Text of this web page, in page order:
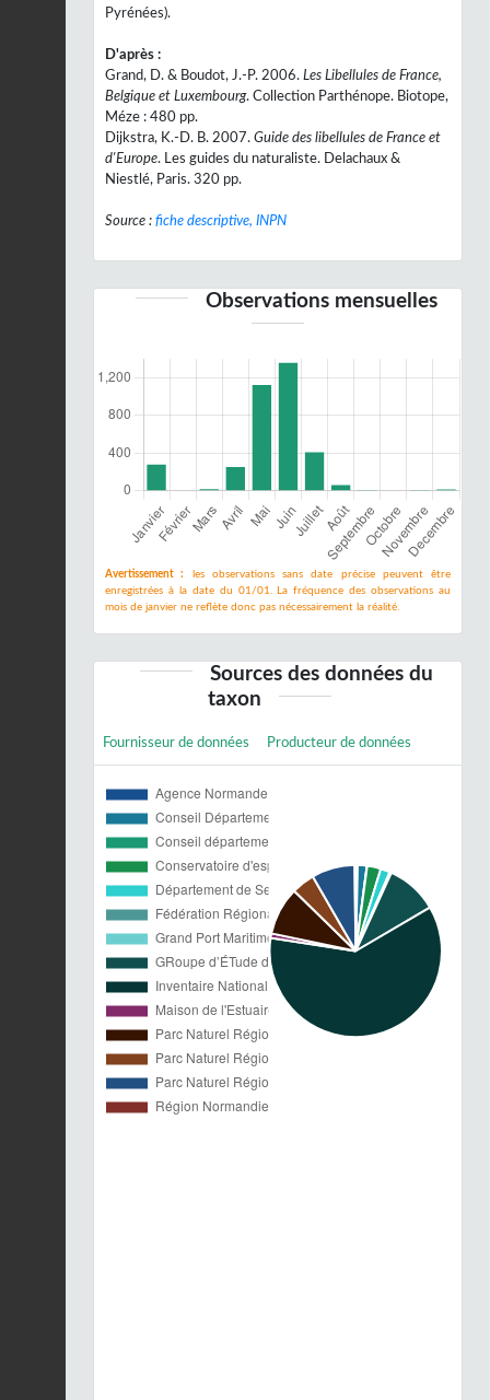
Pyrénées).
D'après :
Grand, D. & Boudot, J.-P. 2006. Les Libellules de France,
Belgique et Luxembourg. Collection Parthénope. Biotope,
Méze : 480 pp.
Dijkstra, K.-D. B. 2007. Guide des libellules de France et
d'Europe. Les guides du naturaliste. Delachaux &
Niestlé, Paris. 320 pp.
Source : fiche descriptive, INPN
Observations mensuelles
Avertissement :
les observations sans date précise peuvent être
enregistrées à la date du 01/01. La fréquence des observations au
mois de janvier ne reflète donc pas nécessairement la réalité.
Sources des données du
taxon
Fournisseur de données Producteur de données